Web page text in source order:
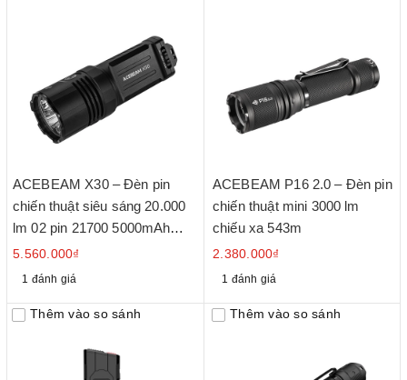
ACEBEAM X30 – Đèn pin
chiến thuật siêu sáng 20.000
lm 02 pin 21700 5000mAh
sạc USB-C
5.560.000₫
1 đánh giá
ACEBEAM P16 2.0 – Đèn pin
chiến thuật mini 3000 lm
chiếu xa 543m
2.380.000₫
1 đánh giá
Thêm vào so sánh Thêm vào so sánh